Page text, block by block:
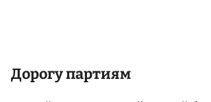
Дорогу партиям